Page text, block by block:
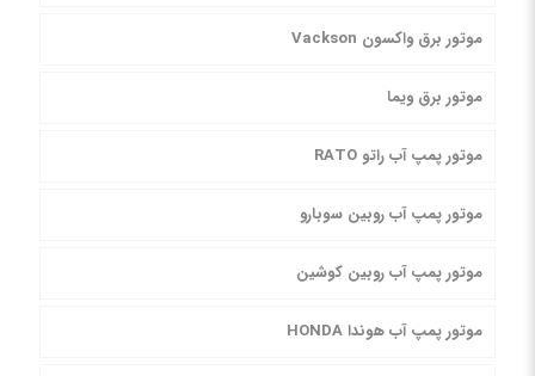
موتور برق واکسون Vackson
موتور برق ویما
موتور پمپ آب راتو RATO
موتور پمپ آب روبین سوبارو
موتور پمپ آب روبین کوشین
موتور پمپ آب هوندا HONDA